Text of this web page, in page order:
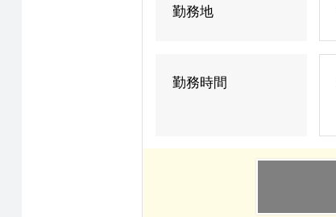
勤務地
勤務時間